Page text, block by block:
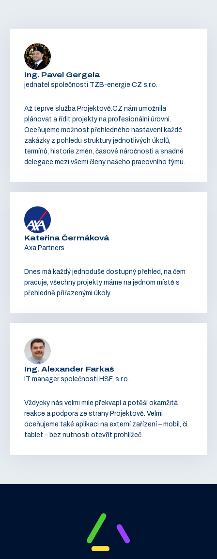
Ing. Pavel Gergela
jednatel společnosti TZB-energie CZ s.r.o.
Až teprve služba Projektově.CZ nám umožnila
plánovat a řídit projekty na profesionální úrovni.
Oceňujeme možnost přehledného nastavení každé
zakázky z pohledu struktury jednotlivých úkolů,
termínů, historie změn, časové náročnosti a snadné
delegace mezi všemi členy našeho pracovního týmu.
Kateřina Čermáková
Axa Partners
Dnes má každý jednoduše dostupný přehled, na čem
pracuje, všechny projekty máme na jednom místě s
přehledně přiřazenými úkoly.
Ing. Alexander Farkaš
IT manager společnosti HSF, s.r.o.
Vždycky nás velmi mile překvapí a potěší okamžitá
reakce a podpora ze strany Projektově. Velmi
oceňujeme také aplikaci na externí zařízení – mobil, či
tablet – bez nutnosti otevřít prohlížeč.